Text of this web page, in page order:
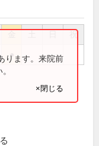
祝
●
ります。来院前
×閉じる